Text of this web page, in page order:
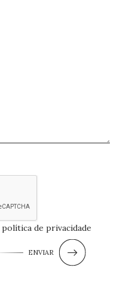
política de privacidade
ENVIAR